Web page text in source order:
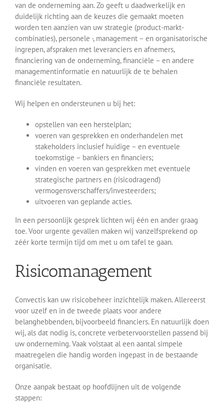
van de onderneming aan. Zo geeft u daadwerkelijk en
duidelijk richting aan de keuzes die gemaakt moeten
worden ten aanzien van uw strategie (product-markt-
combinaties), personele -, management – en organisatorische
ingrepen, afspraken met leveranciers en afnemers,
financiering van de onderneming, financiële – en andere
managementinformatie en natuurlijk de te behalen
financiële resultaten.
Wij helpen en ondersteunen u bij het:
opstellen van een herstelplan;
voeren van gesprekken en onderhandelen met
stakeholders inclusief huidige – en eventuele
toekomstige – bankiers en financiers;
vinden en voeren van gesprekken met eventuele
strategische partners en (risicodragend)
vermogensverschaffers/investeerders;
uitvoeren van geplande acties.
In een persoonlijk gesprek lichten wij één en ander graag
toe. Voor urgente gevallen maken wij vanzelfsprekend op
zéér korte termijn tijd om met u om tafel te gaan.
Risicomanagement
Convectis kan uw risicobeheer inzichtelijk maken. Allereerst
voor uzelf en in de tweede plaats voor andere
belanghebbenden, bijvoorbeeld financiers. En natuurlijk doen
wij, als dat nodig is, concrete verbetervoorstellen passend bij
uw onderneming. Vaak volstaat al een aantal simpele
maatregelen die handig worden ingepast in de bestaande
organisatie.
Onze aanpak bestaat op hoofdlijnen uit de volgende
stappen: